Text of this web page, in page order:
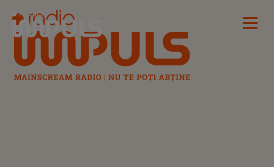
Radio Impuls